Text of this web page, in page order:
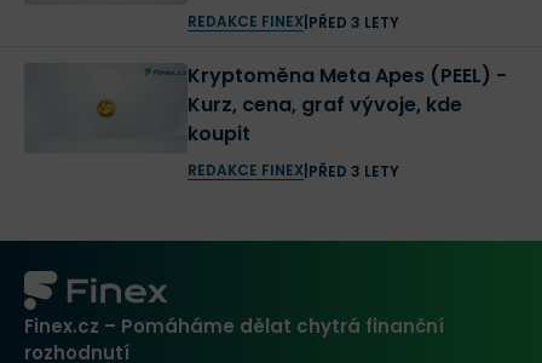
REDAKCE FINEX| PŘED 3 LETY
Kryptoměna Meta Apes (PEEL) -
Kurz, cena, graf vývoje, kde
koupit
REDAKCE FINEX| PŘED 3 LETY
Finex.cz – Pomáháme dělat chytrá finanční
rozhodnutí